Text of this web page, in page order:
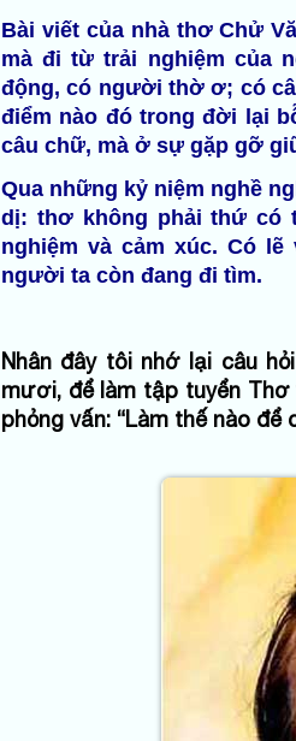
Bài viết của nhà thơ Chử
mà đi từ trải nghiệm của
động, có người thờ ơ; có
điểm nào đó trong đời lại
câu chữ, mà ở sự gặp gỡ
Qua những kỷ niệm nghề
dị: thơ không phải thứ có
nghiệm và cảm xúc. Có
người ta còn đang đi tìm.
Nhân đây tôi nhớ lại câu
mươi, để làm tập tuyển
phỏng vấn: “Làm thế nào để